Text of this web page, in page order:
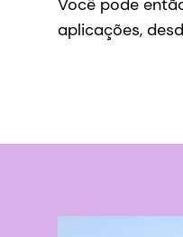
Você pode
aplicações,